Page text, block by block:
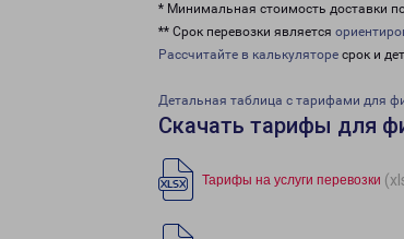
* Минимальная стоимость доставки
** Срок перевозки является
Рассчитайте в калькуляторе срок и
Детальная таблица с тарифами для
Скачать тарифы для
Тарифы на услуги перевозки